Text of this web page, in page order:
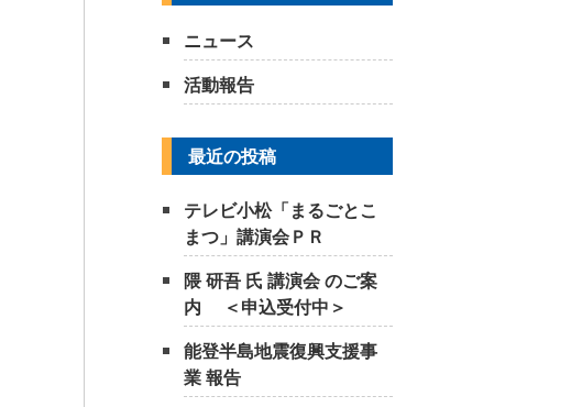
ニュース
活動報告
最近の投稿
テレビ小松「まるごとこ
まつ」講演会ＰＲ
隈 研吾 氏 講演会 のご案
内 ＜申込受付中＞
能登半島地震復興支援事
業 報告